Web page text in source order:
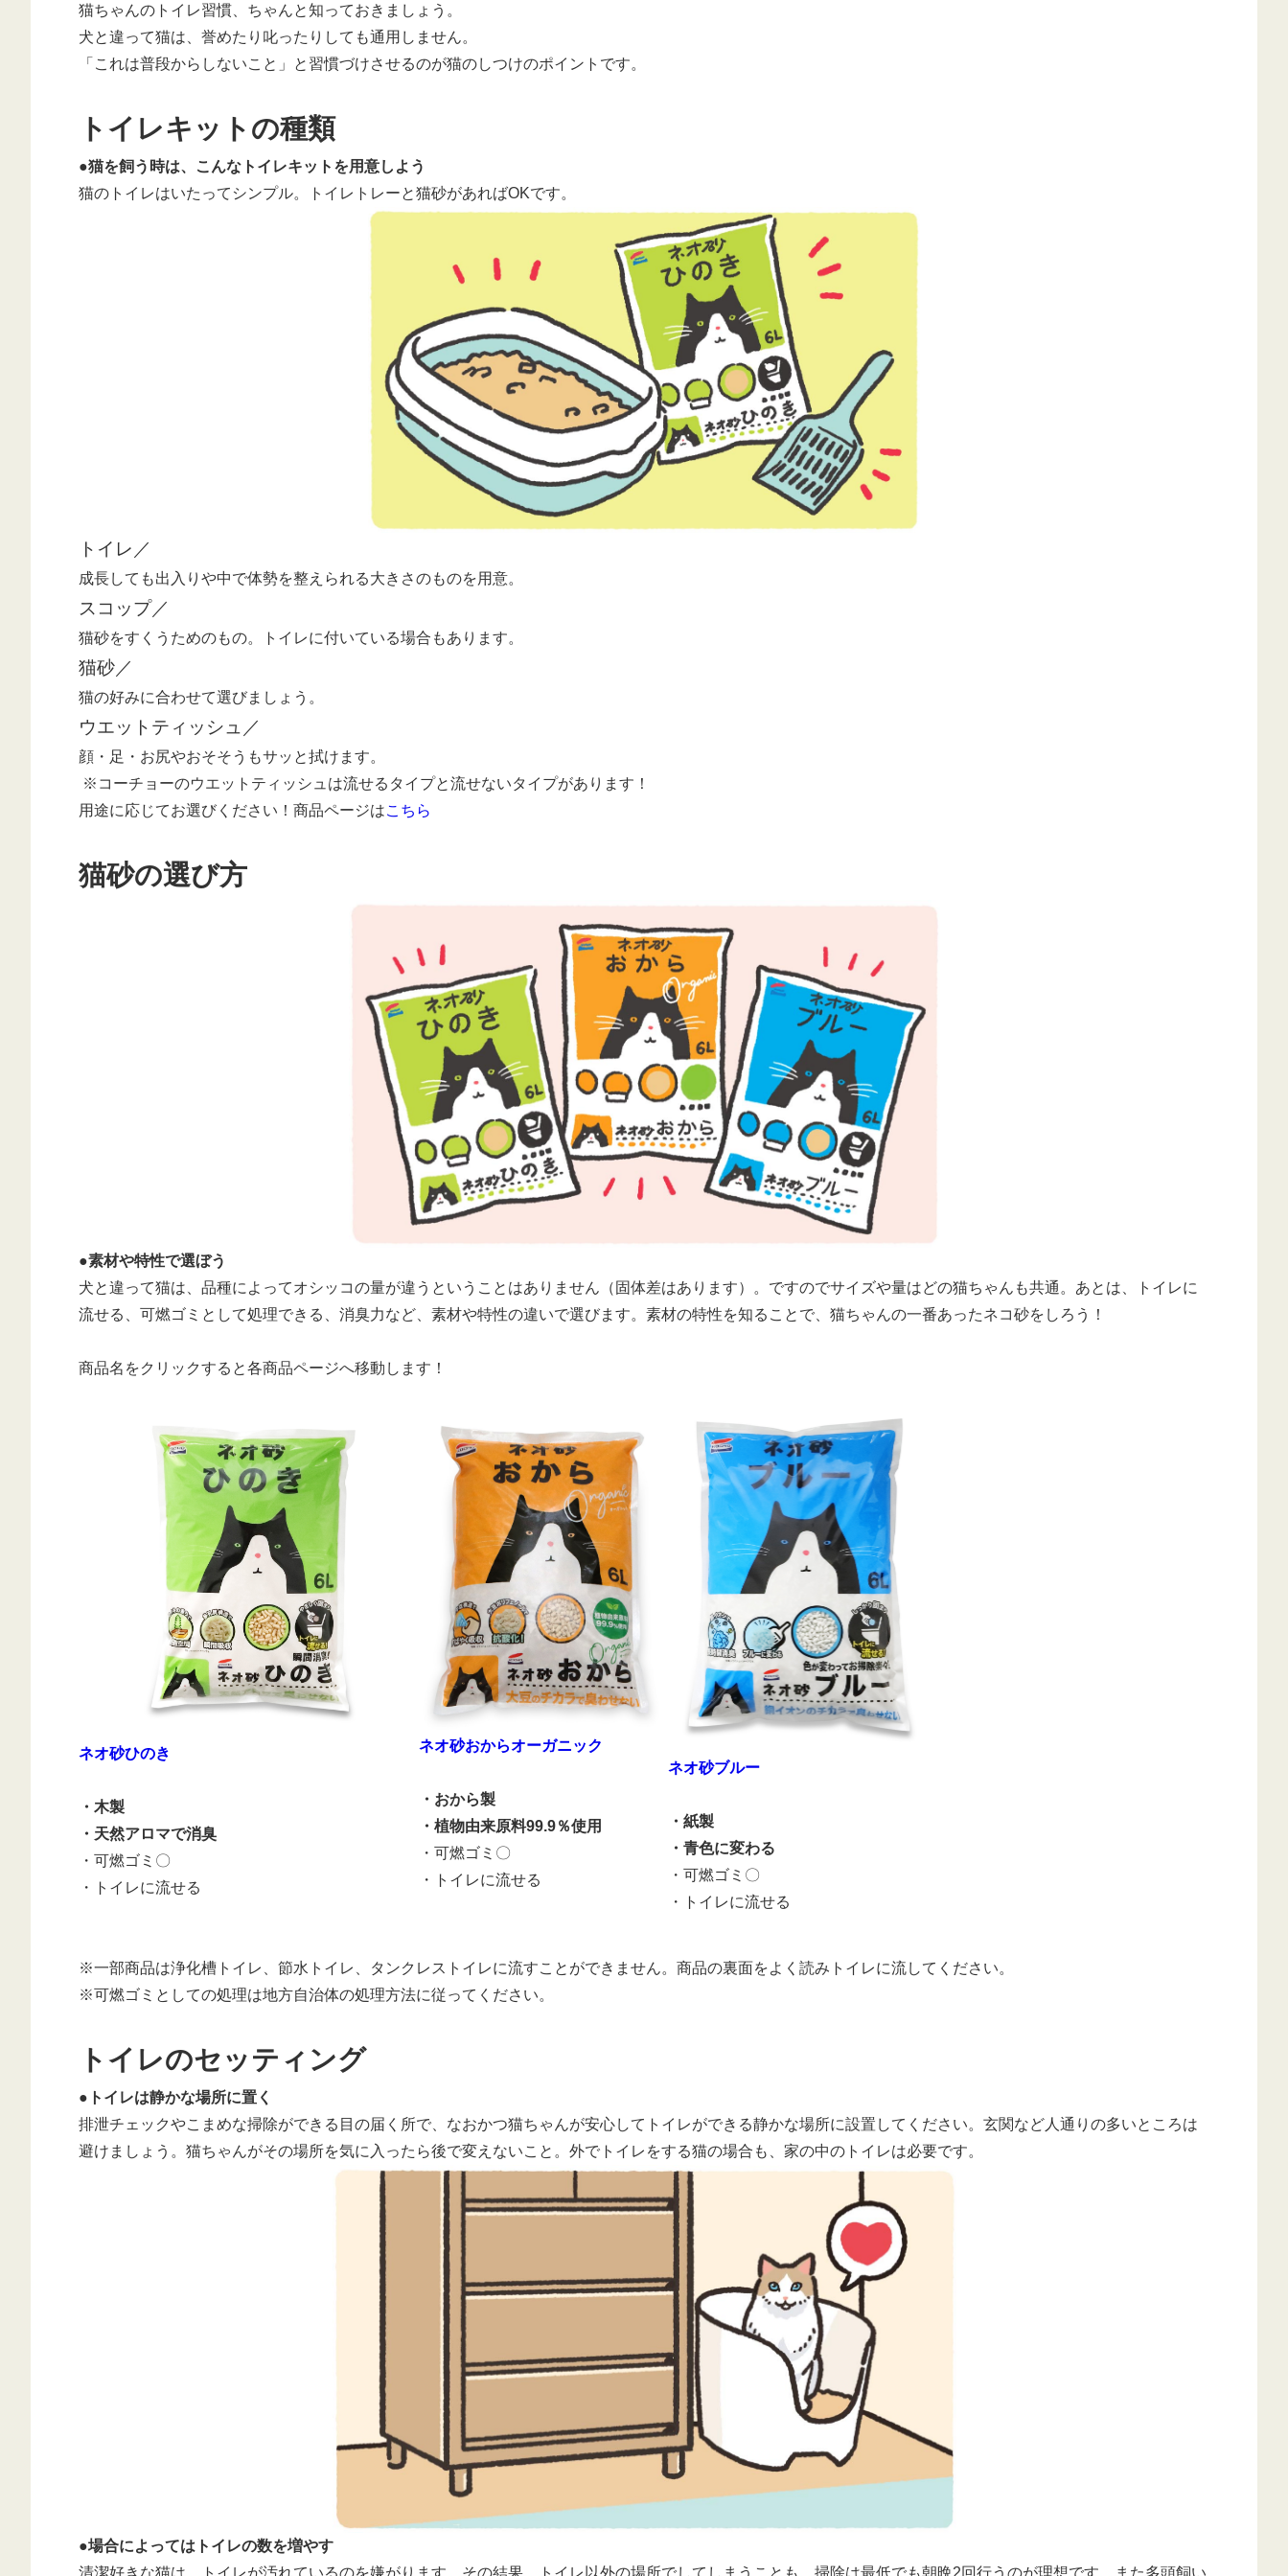
猫ちゃんのトイレ習慣、ちゃんと知っておきましょう。
犬と違って猫は、誉めたり叱ったりしても通用しません。
「これは普段からしないこと」と習慣づけさせるのが猫のしつけのポイントです。
トイレキットの種類
●猫を飼う時は、こんなトイレキットを用意しよう
猫のトイレはいたってシンプル。トイレトレーと猫砂があればOKです。
トイレ／
成長しても出入りや中で体勢を整えられる大きさのものを用意。
スコップ／
猫砂をすくうためのもの。トイレに付いている場合もあります。
猫砂／
猫の好みに合わせて選びましょう。
ウエットティッシュ／
顔・足・お尻やおそそうもサッと拭けます。
※コーチョーのウエットティッシュは流せるタイプと流せないタイプがあります！
用途に応じてお選びください！商品ページはこちら
猫砂の選び方
●素材や特性で選ぼう
犬と違って猫は、品種によってオシッコの量が違うということはありません（固体差はあります）。ですのでサイズや量はどの猫ちゃんも共通。あとは、トイレに
流せる、可燃ゴミとして処理できる、消臭力など、素材や特性の違いで選びます。素材の特性を知ることで、猫ちゃんの一番あったネコ砂をしろう！
商品名をクリックすると各商品ページへ移動します！
ネオ砂ひのき
・木製
・天然アロマで消臭
・可燃ゴミ〇
・トイレに流せる
ネオ砂おからオーガニック
・おから製
・植物由来原料99.9％使用
・可燃ゴミ〇
・トイレに流せる
ネオ砂ブルー
・紙製
・青色に変わる
・可燃ゴミ〇
・トイレに流せる
※一部商品は浄化槽トイレ、節水トイレ、タンクレストイレに流すことができません。商品の裏面をよく読みトイレに流してください。
※可燃ゴミとしての処理は地方自治体の処理方法に従ってください。
トイレのセッティング
●トイレは静かな場所に置く
排泄チェックやこまめな掃除ができる目の届く所で、なおかつ猫ちゃんが安心してトイレができる静かな場所に設置してください。玄関など人通りの多いところは
避けましょう。猫ちゃんがその場所を気に入ったら後で変えないこと。外でトイレをする猫の場合も、家の中のトイレは必要です。
●場合によってはトイレの数を増やす